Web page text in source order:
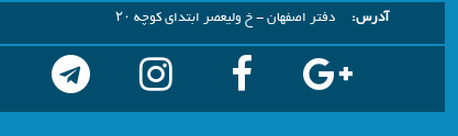
آدرس:
دفتر اصفهان - خ ولیعصر ابتدای کوچه ۲۰